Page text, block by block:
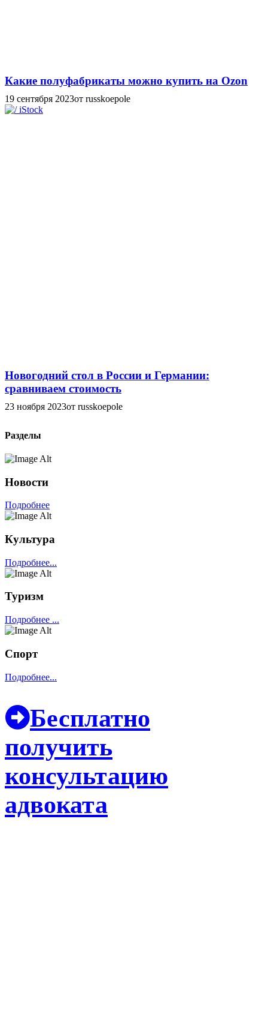
Какие полуфабрикаты можно купить на Ozon
19 сентября 2023от russkoepole
Новогодний стол в России и Германии:
сравниваем стоимость
23 ноября 2023от russkoepole
Разделы
Новости
Подробнее
Культура
Подробнее...
Туризм
Подробнее ...
Спорт
Подробнее...
Бесплатно
получить
консультацию
адвоката